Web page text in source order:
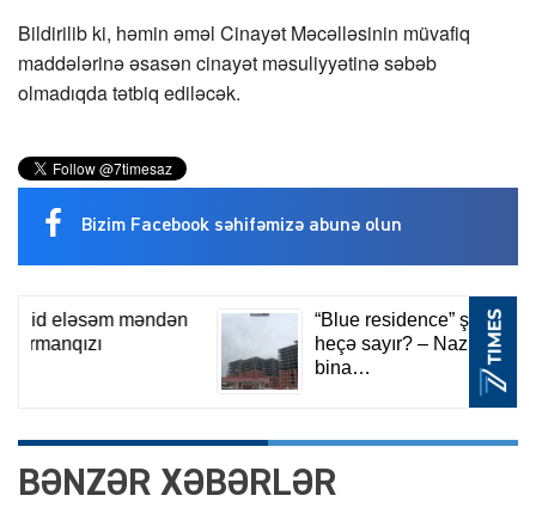
Bildirilib ki, həmin əməl Cinayət Məcəlləsinin müvafiq
maddələrinə əsasən cinayət məsuliyyətinə səbəb
olmadıqda tətbiq ediləcək.
Bizim Facebook səhifəmizə abunə olun
BƏNZƏR XƏBƏRLƏR